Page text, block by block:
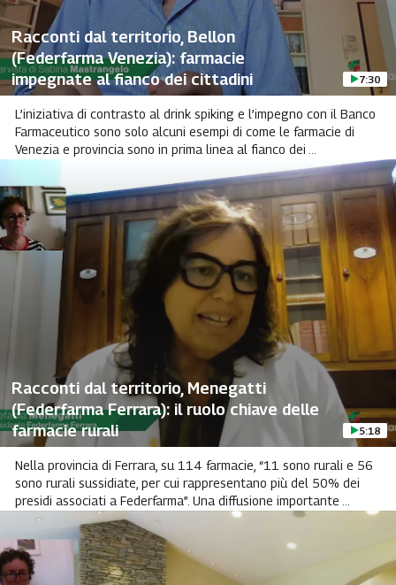
Racconti dal territorio, Bellon
(Federfarma Venezia): farmacie
impegnate al fianco dei cittadini
7:30
L’iniziativa di contrasto al drink spiking e l’impegno con il Banco
Farmaceutico sono solo alcuni esempi di come le farmacie di
Venezia e provincia sono in prima linea al fianco dei ...
Racconti dal territorio, Menegatti
(Federfarma Ferrara): il ruolo chiave delle
farmacie rurali
5:18
Nella provincia di Ferrara, su 114 farmacie, “11 sono rurali e 56
sono rurali sussidiate, per cui rappresentano più del 50% dei
presidi associati a Federfarma”. Una diffusione importante ...